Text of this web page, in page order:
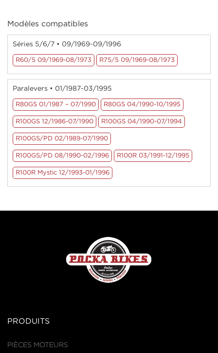
Modèles compatibles
Séries 5/6/7 • 09/1969-09/1996
R60/5 09/1969-08/1973 R75/5 09/1969-08/1973
Paralevers • 01/1987-03/1995
R80GS 01/1987 – 07/1990 R80GS 04/1990-10/1995
R100GS 12/1986-07/1990 R100GS 04/1990-07/1994
R100GS/PD 02/1989-07/1990
R100GS/PD 08/1990-02/1996 R100R 03/1991-12/1995
R100R Mystic 12/1993-01/1996
PRODUITS
PIÈCES MOTEURS